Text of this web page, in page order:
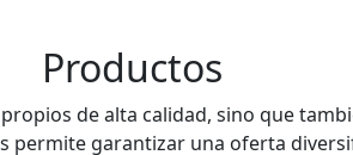
Productos
de alta calidad, sino que
permite garantizar una oferta